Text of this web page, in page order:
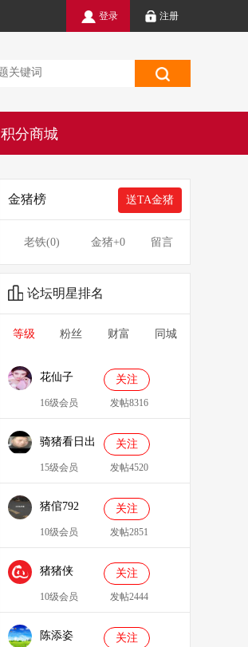
登录 注册
积分商城
金猪榜 送TA金猪
老铁(0) 金猪+0 留言
论坛明星排名
等级 粉丝 财富 同城
花仙子 关注
16级会员 发帖8316
骑猪看日出 关注
15级会员 发帖4520
猪倌792 关注
10级会员 发帖2851
猪猪侠
086349
关注
10级会员 发帖2444
陈添姿 关注